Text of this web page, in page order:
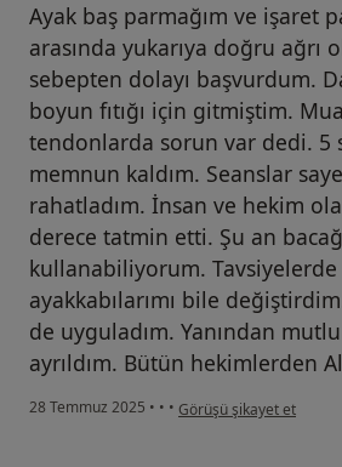
Ayak baş parmağım ve işaret
arasında yukarıya doğru ağrı
sebepten dolayı başvurdum.
boyun fıtığı için gitmiştim.
tendonlarda sorun var dedi. 5
memnun kaldım. Seanslar
rahatladım. İnsan ve hekim
derece tatmin etti. Şu an
kullanabiliyorum.
ayakkabılarımı bile
de uyguladım. Yanından
ayrıldım. Bütün hekimlerden
28 Temmuz 2025 • • • kullanıcının görüşüne
Görüşü şikayet et